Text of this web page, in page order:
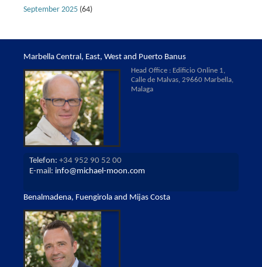
September 2025 (64)
Marbella Central, East, West and Puerto Banus
Head Office : Edificio Online 1,
Calle de Malvas, 29660 Marbella,
Malaga
Telefon: +34 952 90 52 00
E-mail: info@michael-moon.com
Benalmadena, Fuengirola and Mijas Costa